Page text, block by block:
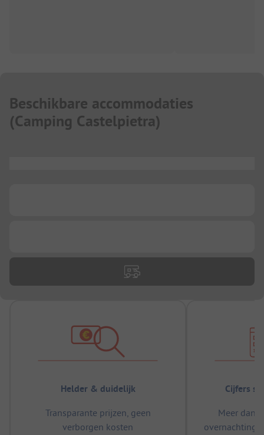
Beschikbare accommodaties
(Camping Castelpietra)
Helder & duidelijk
Transparante prijzen, geen
verborgen kosten
Cijfers
Meer dan